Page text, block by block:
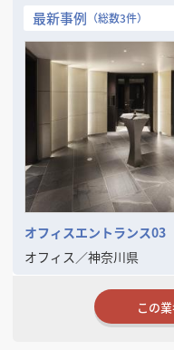
がらも、他にはないアイデア
目指してきました。
また、企画から竣工まで一貫
しており、意図のぶれない進
デザインの力で空間の魅力や
きる機会を心より楽しみにして
最新事例 （総数3件）
オフィスエントランス03
オフィス ／神奈川県
この